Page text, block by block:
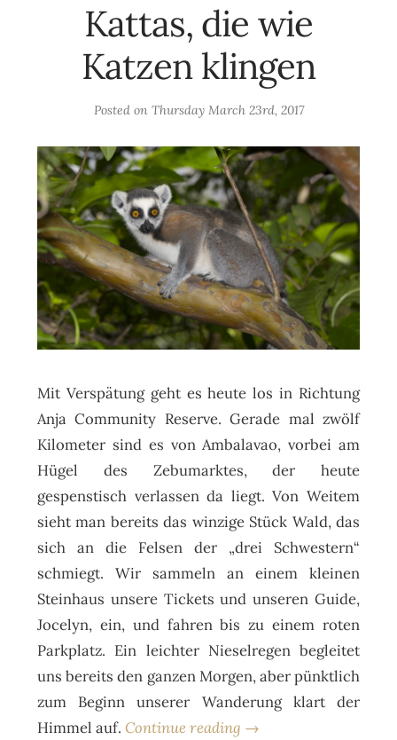
Kattas, die wie
Katzen klingen
Posted on Thursday March 23rd, 2017
Mit Verspätung geht es heute los in Richtung
Anja Community Reserve. Gerade mal zwölf
Kilometer sind es von Ambalavao, vorbei am
Hügel des Zebumarktes, der heute
gespenstisch verlassen da liegt. Von Weitem
sieht man bereits das winzige Stück Wald, das
sich an die Felsen der „drei Schwestern“
schmiegt. Wir sammeln an einem kleinen
Steinhaus unsere Tickets und unseren Guide,
Jocelyn, ein, und fahren bis zu einem roten
Parkplatz. Ein leichter Nieselregen begleitet
uns bereits den ganzen Morgen, aber pünktlich
zum Beginn unserer Wanderung klart der
Himmel auf. Continue reading →